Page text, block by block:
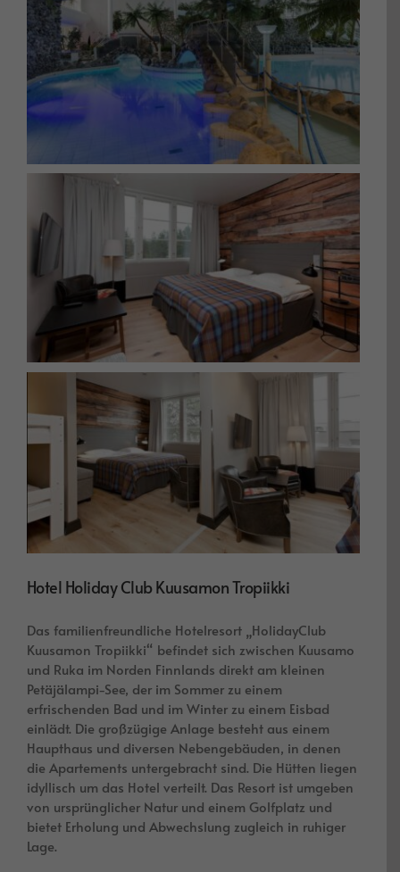
Hotel Holiday Club Kuusamon Tropiikki
Das familienfreundliche Hotelresort „HolidayClub
Kuusamon Tropiikki“ befindet sich zwischen Kuusamo
und Ruka im Norden Finnlands direkt am kleinen
Petäjälampi-See, der im Sommer zu einem
erfrischenden Bad und im Winter zu einem Eisbad
einlädt. Die großzügige Anlage besteht aus einem
Haupthaus und diversen Nebengebäuden, in denen
die Apartements untergebracht sind. Die Hütten liegen
idyllisch um das Hotel verteilt. Das Resort ist umgeben
von ursprünglicher Natur und einem Golfplatz und
bietet Erholung und Abwechslung zugleich in ruhiger
Lage.